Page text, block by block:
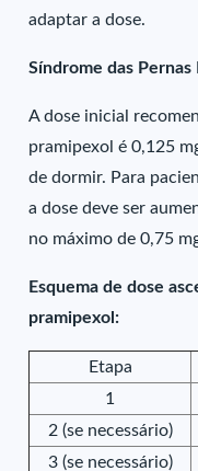
adaptar a dose.
Síndrome das Pernas
A dose inicial
pramipexol é 0,125
de dormir. Para
a dose deve ser
no máximo de 0,75
Esquema de dose
pramipexol:
Etapa
1
2 (se necessário)
3 (se necessário)